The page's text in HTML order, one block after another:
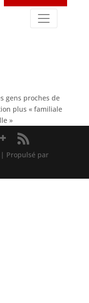
gens proches de
plus « familiale
»
| Propulsé par